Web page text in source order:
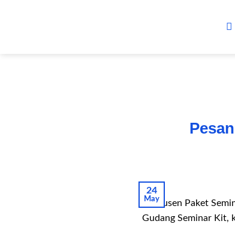
24
May
Produsen Paket
Gudang Seminar Kit,